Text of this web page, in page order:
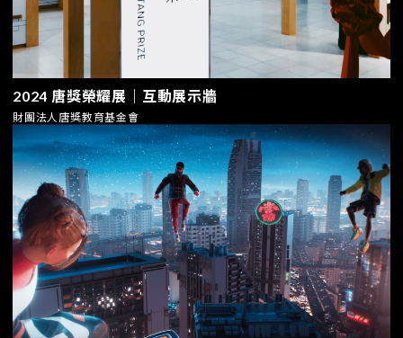
2024 唐獎榮耀展｜互動展示牆
財團法人唐獎教育基金會